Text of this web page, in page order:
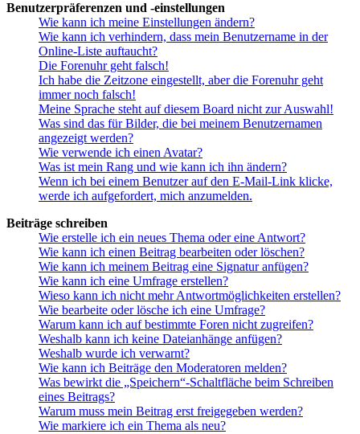
Benutzerpräferenzen und -einstellungen
Wie kann ich meine Einstellungen ändern?
Wie kann ich verhindern, dass mein Benutzername in der
Online-Liste auftaucht?
Die Forenuhr geht falsch!
Ich habe die Zeitzone eingestellt, aber die Forenuhr geht
immer noch falsch!
Meine Sprache steht auf diesem Board nicht zur Auswahl!
Was sind das für Bilder, die bei meinem Benutzernamen
angezeigt werden?
Wie verwende ich einen Avatar?
Was ist mein Rang und wie kann ich ihn ändern?
Wenn ich bei einem Benutzer auf den E-Mail-Link klicke,
werde ich aufgefordert, mich anzumelden.
Beiträge schreiben
Wie erstelle ich ein neues Thema oder eine Antwort?
Wie kann ich einen Beitrag bearbeiten oder löschen?
Wie kann ich meinem Beitrag eine Signatur anfügen?
Wie kann ich eine Umfrage erstellen?
Wieso kann ich nicht mehr Antwortmöglichkeiten erstellen?
Wie bearbeite oder lösche ich eine Umfrage?
Warum kann ich auf bestimmte Foren nicht zugreifen?
Weshalb kann ich keine Dateianhänge anfügen?
Weshalb wurde ich verwarnt?
Wie kann ich Beiträge den Moderatoren melden?
Was bewirkt die „Speichern“-Schaltfläche beim Schreiben
eines Beitrags?
Warum muss mein Beitrag erst freigegeben werden?
Wie markiere ich ein Thema als neu?